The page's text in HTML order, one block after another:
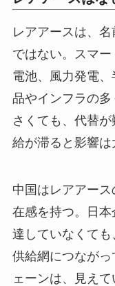
レアアースは、
ではない。スマー
電池、風力発電
品やインフラの
さくても、代替
給が滞ると影響は
中国はレアアー
在感を持つ。日
達していなくて
供給網につなが
ェーンは、見え